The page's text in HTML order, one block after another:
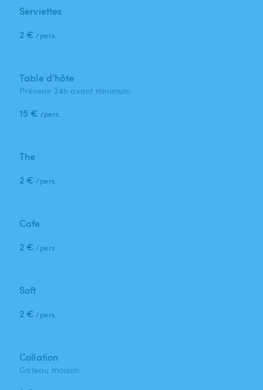
Serviettes
2 € /pers.
Table d’hôte
Prévenir 24h avant minimum
15 € /pers.
The
2 € /pers.
Cafe
2 € /pers.
Soft
2 € /pers.
Collation
Gateau maison